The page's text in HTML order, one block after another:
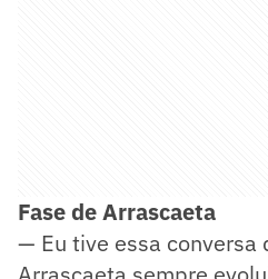
Fase de Arrascaeta
— Eu tive essa conversa